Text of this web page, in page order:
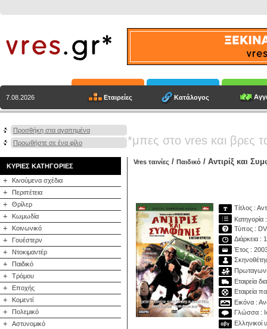
7.08.2026 Εταιρείες Κατάλογος
Προσθήκη στα αγαπημένα
Προωθήστε σε ένα φίλο
*μπες στο vres και βρες
ΚΥΡΙΕΣ ΚΑΤΗΓΟΡΙΕΣ
+ Κινούμενα σχέδια
+ Περιπέτεια
+ Θρίλερ
+ Κωμωδία
+ Κοινωνικό
+ Γουέστερν
+ Ντοκιμαντέρ
+ Παιδικό
+ Τρόμου
+ Εποχής
+ Κομεντί
+ Πολεμικό
+ Αστυνομικό
Vres ταινίες / Παιδικό / Αντιρίξ και
Τίτλος :
Κατηγορία
Τύπος :
Διάρκεια :
Έτος :
Εταιρεία
Εταιρεία
Εικόνα :
Γλώσσα :
Ελληνικοί